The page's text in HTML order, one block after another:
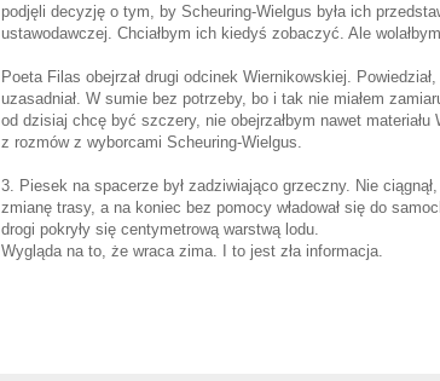
podjęli decyzję o tym, by Scheuring-Wielgus była ich
ustawodawczej. Chciałbym ich kiedyś zobaczyć. Ale
Poeta Filas obejrzał drugi odcinek Wiernikowskiej.
uzasadniał. W sumie bez potrzeby, bo i tak nie miałem
od dzisiaj chcę być szczery, nie obejrzałbym nawet materiału
z rozmów z wyborcami Scheuring-Wielgus.
3. Piesek na spacerze był zadziwiająco grzeczny. Nie
zmianę trasy, a na koniec bez pomocy władował się do
drogi pokryły się centymetrową warstwą lodu.
Wygląda na to, że wraca zima. I to jest zła informacja.